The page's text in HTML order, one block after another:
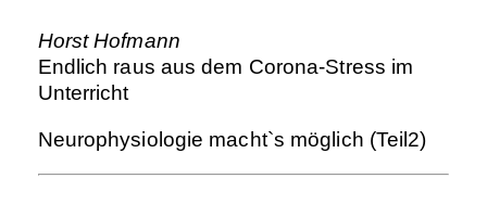
Horst Hofmann
Endlich raus aus dem Corona-Stress im
Unterricht
Neurophysiologie macht`s möglich (Teil2)